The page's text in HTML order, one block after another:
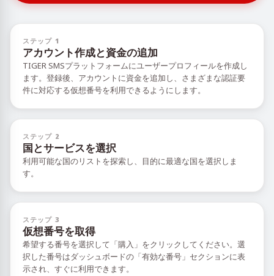
ステップ 1
アカウント作成と資金の追加
TIGER SMSプラットフォームにユーザープロフィールを作成し
ます。登録後、アカウントに資金を追加し、さまざまな認証要
件に対応する仮想番号を利用できるようにします。
ステップ 2
国とサービスを選択
利用可能な国のリストを探索し、目的に最適な国を選択しま
す。
ステップ 3
仮想番号を取得
希望する番号を選択して「購入」をクリックしてください。選
択した番号はダッシュボードの「有効な番号」セクションに表
示され、すぐに利用できます。